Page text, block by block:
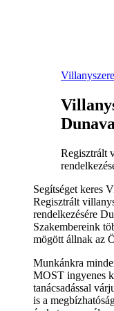
Regisztrált
Segítséget keres
Regisztrált
rendelkezésére
Szakembereink
mögött állnak az
Munkánkra
MOST ingyenes
tanácsadással
is a